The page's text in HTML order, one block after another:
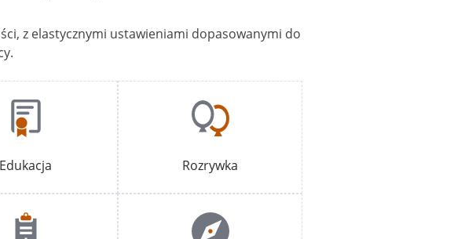
z elastycznymi ustawieniami dopasowanymi do
Edukacja Rozrywka